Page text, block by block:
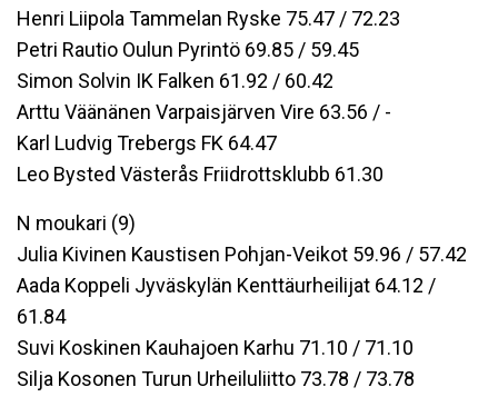
Henri Liipola Tammelan Ryske 75.47 / 72.23
Petri Rautio Oulun Pyrintö 69.85 / 59.45
Simon Solvin IK Falken 61.92 / 60.42
Arttu Väänänen Varpaisjärven Vire 63.56 / -
Karl Ludvig Trebergs FK 64.47
Leo Bysted Västerås Friidrottsklubb 61.30
N moukari (9)
Julia Kivinen Kaustisen Pohjan-Veikot 59.96 / 57.42
Aada Koppeli Jyväskylän Kenttäurheilijat 64.12 /
61.84
Suvi Koskinen Kauhajoen Karhu 71.10 / 71.10
Silja Kosonen Turun Urheiluliitto 73.78 / 73.78